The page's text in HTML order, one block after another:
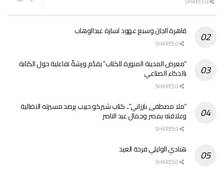
قاهرة الجان وسبع عهود لسارة عبدالوهاب
“معرض المدينة المنورة للكتاب” يقدّم ورشةً تفاعلية حول الكتابة
بالذكاء الصناعي
“ملا مصطفى بارزاني”.. كتاب شيركو حبيب يرصد مسيرته النضالية
وعلاقته بمصر وجمال عبد الناصر
هنادي الوليلي فرحة العيد